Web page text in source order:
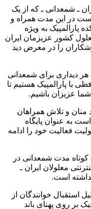
ـ شمعدانی ـ که از یک
است در این مدت همراه و
پارالمپیک به ویژه
کشور عزیزمان ایران
را در معرض دید
دیداری برای شمعدانی
با پارالمپیک هستیم تا
منان و تلاش همراهان
به عنوان پایگاه
فعالیت خود را ادامه
مدت شمعدانی در
معلولان ایران ـ
است.
استقبال خوانندگان از
بر روی پهنای باند